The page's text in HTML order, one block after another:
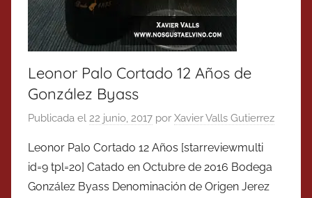
Leonor Palo Cortado 12 Años de
González Byass
Publicada el 22 junio, 2017 por Xavier Valls Gutierrez
Leonor Palo Cortado 12 Años [starreviewmulti
id=9 tpl=20] Catado en Octubre de 2016 Bodega
González Byass Denominación de Origen Jerez